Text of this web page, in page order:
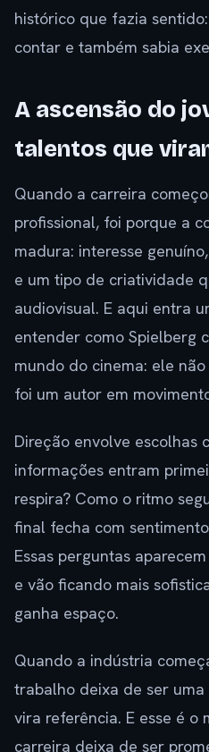
histórico que fazia
contar e também sabia
A ascensão do
talentos que
Quando a carreira
profissional, foi porque a
madura: interesse
e um tipo de criatividade
audiovisual. E aqui entra
entender como Spielberg
mundo do cinema: ele
foi um autor em
Direção envolve escolhas
informações entram
respira? Como o ritmo
final fecha com
Essas perguntas
e vão ficando mais
ganha espaço.
Quando a indústria
trabalho deixa de ser
vira referência. E esse é o
carreira deixa de ser